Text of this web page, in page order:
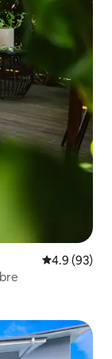
Calificación
4.9 (93)